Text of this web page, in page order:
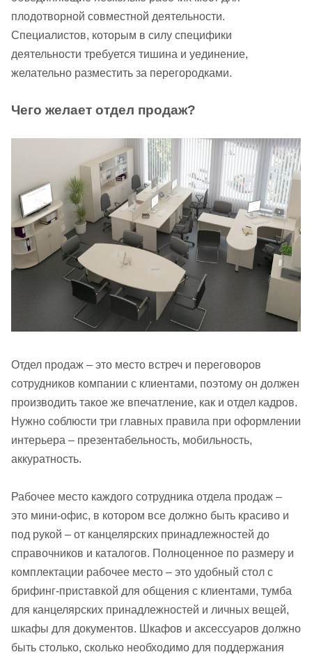
плодотворной совместной деятельности.
Специалистов, которым в силу специфики
деятельности требуется тишина и уединение,
желательно разместить за перегородками.
Чего желает отдел продаж?
Отдел продаж – это место встреч и переговоров
сотрудников компании с клиентами, поэтому он должен
производить такое же впечатление, как и отдел кадров.
Нужно соблюсти три главных правила при оформлении
интерьера – презентабельность, мобильность,
аккуратность.
Рабочее место каждого сотрудника отдела продаж –
это мини-офис, в котором все должно быть красиво и
под рукой – от канцелярских принадлежностей до
справочников и каталогов. Полноценное по размеру и
комплектации рабочее место – это удобный стол с
брифинг-приставкой для общения с клиентами, тумба
для канцелярских принадлежностей и личных вещей,
шкафы для документов. Шкафов и аксессуаров должно
быть столько, сколько необходимо для поддержания